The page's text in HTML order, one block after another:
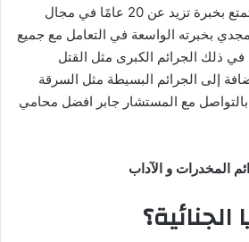
محامي مصري مخضرم يتمتع بخبرة تزيد عن 20 عامًا في مجال
بخبرته الواسعة في التعامل مع جميع
في ذلك الجرائم الكبرى مثل القتل
إلى الجرائم البسيطة مثل السرقة
مع المستشار جابر افضل محامي
المخدرات و الآداب